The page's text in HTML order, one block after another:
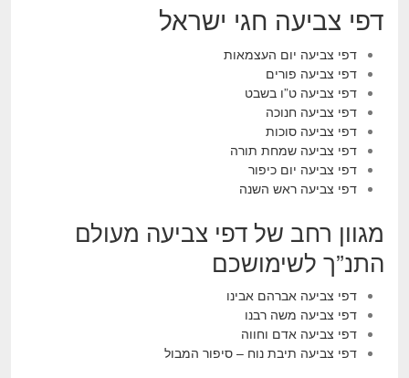
c
e
b
o
o
k
tt
er
ar
e
דפי צביעה חגי ישראל
דפי צביעה יום העצמאות
דפי צביעה פורים
דפי צביעה ט”ו בשבט
דפי צביעה חנוכה
דפי צביעה סוכות
דפי צביעה שמחת תורה
דפי צביעה יום כיפור
דפי צביעה ראש השנה
מגוון רחב של דפי צביעה מעולם
התנ”ך לשימושכם
דפי צביעה אברהם אבינו
דפי צביעה משה רבנו
דפי צביעה אדם וחווה
דפי צביעה תיבת נוח – סיפור המבול